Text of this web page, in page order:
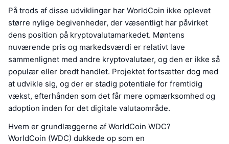
På trods af disse udviklinger har WorldCoin ikke oplevet
større nylige begivenheder, der væsentligt har påvirket
dens position på kryptovalutamarkedet. Møntens
nuværende pris og markedsværdi er relativt lave
sammenlignet med andre kryptovalutaer, og den er ikke så
populær eller bredt handlet. Projektet fortsætter dog med
at udvikle sig, og der er stadig potentiale for fremtidig
vækst, efterhånden som det får mere opmærksomhed og
adoption inden for det digitale valutaområde.
Hvem er grundlæggerne af WorldCoin WDC?
WorldCoin (WDC) dukkede op som en